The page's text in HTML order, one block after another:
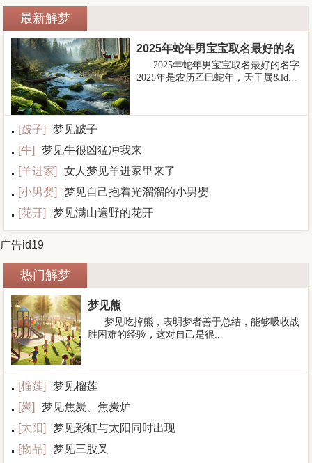
最新解梦
2025年蛇年男宝宝取名最好的名
2025年蛇年男宝宝取名最好的名字
2025年是农历乙巳蛇年，天干属&ld...
[跛子]
梦见跛子
[牛]
梦见牛很凶猛冲我来
[羊进家]
女人梦见羊进家里来了
[小男婴]
梦见自己抱着光溜溜的小男婴
[花开] 梦见满山遍野的花开
广告id19
热门解梦
梦见熊
梦见吃掉熊，表明梦者善于总结，能够吸收战
胜困难的经验，这对自己是很...
[榴莲]
梦见榴莲
[炭]
梦见焦炭、焦炭炉
[太阳]
梦见彩虹与太阳同时出现
[物品]
梦见三股叉